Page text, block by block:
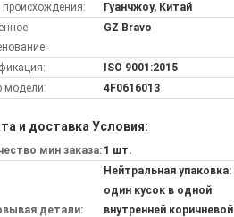
происхождения:
Гуанчжоу, Китай
GZ Bravo
ISO 9001:2015
модели:
4F0616013
и доставка Условия:
мин заказа: 1 шт.
детали:
Нейтральная упаковка:
один кусок в одной
внутренней коричневой